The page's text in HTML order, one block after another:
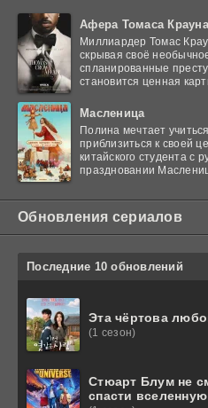
Афера Томаса Крауна
Миллиардер Томас
скрывая своё
спланированные
становится ценная
Масленица
Полина мечтает
приблизиться к своей
китайского студента с
праздновании
Обновления сериалов
Последние 10 обновлений
Эта чёртова
(1 сезон)
Стюарт Блум не
спасти вселенную